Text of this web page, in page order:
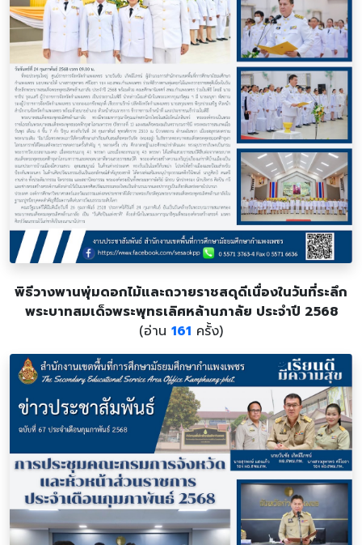
พิธีวางพานพุ่มดอกไม้และถวายราชสดุดีเนื่องในวันที่ระลึก
พระบาทสมเด็จพระพุทธเลิศหล้านภาลัย ประจำปี 2568
(อ่าน 161 ครั้ง)